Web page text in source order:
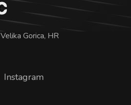
Velika Gorica, HR
Instagram